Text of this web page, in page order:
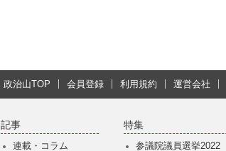
政治山TOP 会員登録 利用規約 運営会社
記事
連載・コラム
特集
参議院議員選挙2022